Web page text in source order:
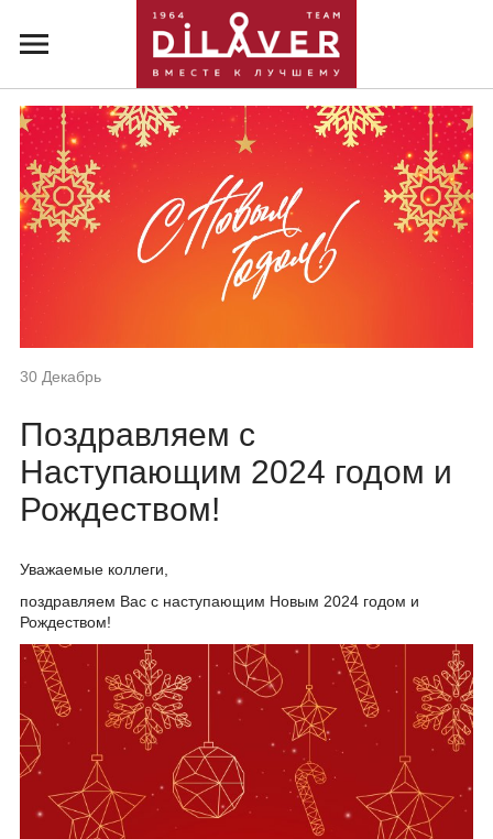
30 Декабрь
Поздравляем с
Наступающим 2024 годом и
Рождеством!
Уважаемые коллеги,
поздравляем Вас с наступающим Новым 2024 годом и
Рождеством!